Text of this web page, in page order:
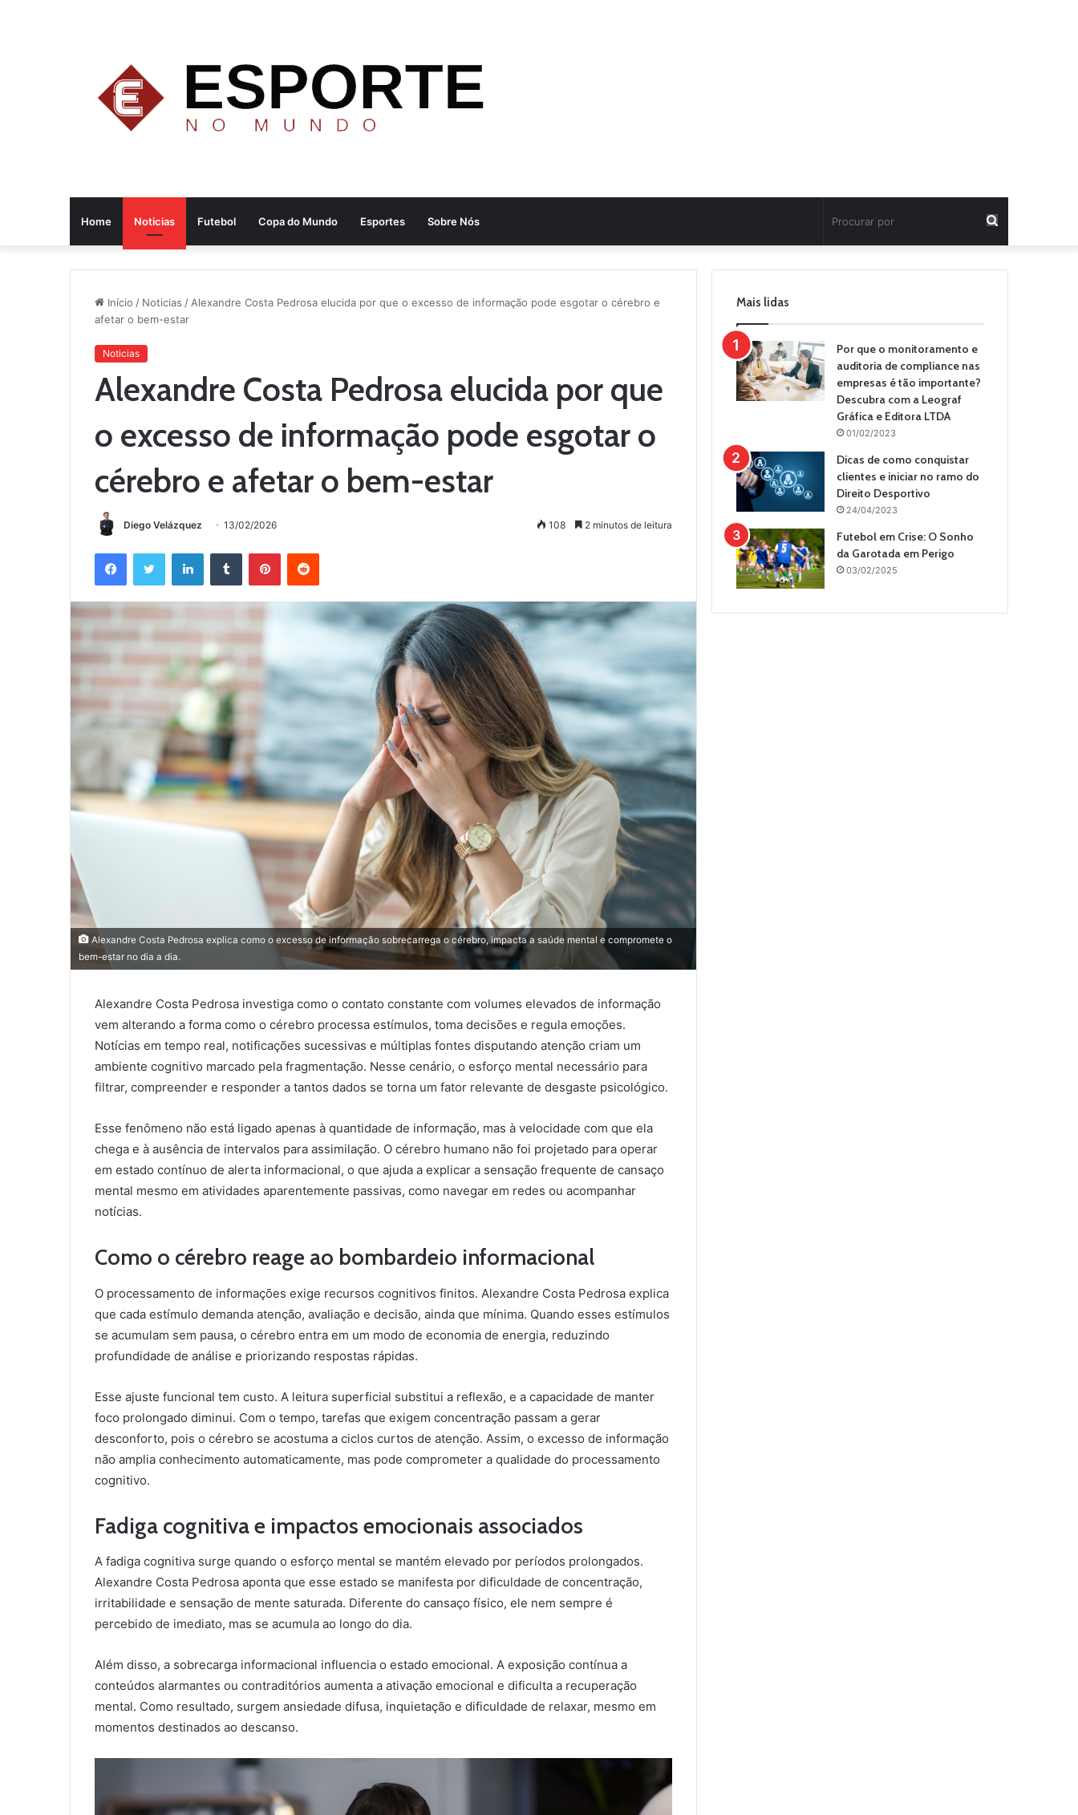
Home Noticias Futebol Copa do Mundo Esportes Sobre Nós
por
Início / Noticias / Alexandre Costa Pedrosa elucida por que o excesso de informação pode esgotar o cérebro e
afetar o bem-estar
Noticias
Alexandre Costa Pedrosa elucida por que
o excesso de informação pode esgotar o
cérebro e afetar o bem-estar
Diego Velázquez 13/02/2026 108 2 minutos de leitura
FacebookTwitter LinkedinTumblr PinterestReddit
Alexandre Costa Pedrosa explica como o excesso de informação sobrecarrega o cérebro, impacta a saúde mental e compromete o
bem-estar no dia a dia.
Alexandre Costa Pedrosa investiga como o contato constante com volumes elevados de informação
vem alterando a forma como o cérebro processa estímulos, toma decisões e regula emoções.
Notícias em tempo real, notificações sucessivas e múltiplas fontes disputando atenção criam um
ambiente cognitivo marcado pela fragmentação. Nesse cenário, o esforço mental necessário para
filtrar, compreender e responder a tantos dados se torna um fator relevante de desgaste psicológico.
Esse fenômeno não está ligado apenas à quantidade de informação, mas à velocidade com que ela
chega e à ausência de intervalos para assimilação. O cérebro humano não foi projetado para operar
em estado contínuo de alerta informacional, o que ajuda a explicar a sensação frequente de cansaço
mental mesmo em atividades aparentemente passivas, como navegar em redes ou acompanhar
notícias.
Como o cérebro reage ao bombardeio informacional
O processamento de informações exige recursos cognitivos finitos. Alexandre Costa Pedrosa explica
que cada estímulo demanda atenção, avaliação e decisão, ainda que mínima. Quando esses estímulos
se acumulam sem pausa, o cérebro entra em um modo de economia de energia, reduzindo
profundidade de análise e priorizando respostas rápidas.
Esse ajuste funcional tem custo. A leitura superficial substitui a reflexão, e a capacidade de manter
foco prolongado diminui. Com o tempo, tarefas que exigem concentração passam a gerar
desconforto, pois o cérebro se acostuma a ciclos curtos de atenção. Assim, o excesso de informação
não amplia conhecimento automaticamente, mas pode comprometer a qualidade do processamento
cognitivo.
Fadiga cognitiva e impactos emocionais associados
A fadiga cognitiva surge quando o esforço mental se mantém elevado por períodos prolongados.
Alexandre Costa Pedrosa aponta que esse estado se manifesta por dificuldade de concentração,
irritabilidade e sensação de mente saturada. Diferente do cansaço físico, ele nem sempre é
percebido de imediato, mas se acumula ao longo do dia.
Além disso, a sobrecarga informacional influencia o estado emocional. A exposição contínua a
conteúdos alarmantes ou contraditórios aumenta a ativação emocional e dificulta a recuperação
mental. Como resultado, surgem ansiedade difusa, inquietação e dificuldade de relaxar, mesmo em
momentos destinados ao descanso.
Mais lidas
Por que o monitoramento e
auditoria de compliance nas
empresas é tão importante?
Descubra com a Leograf
Gráfica e Editora LTDA
01/02/2023
Dicas de como conquistar
clientes e iniciar no ramo do
Direito Desportivo
24/04/2023
Futebol em Crise: O Sonho
da Garotada em Perigo
03/02/2025